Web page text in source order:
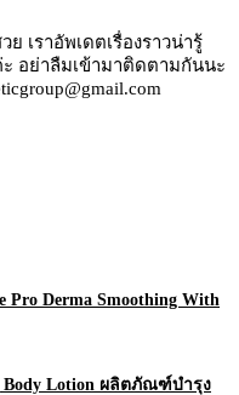
เราอัพเดตเรื่องราวน่ารู้
อย่าลืมเข้ามาติดตามกันนะ
Derma Smoothing With
Body Lotion ผลิตภัณฑ์บำรุง